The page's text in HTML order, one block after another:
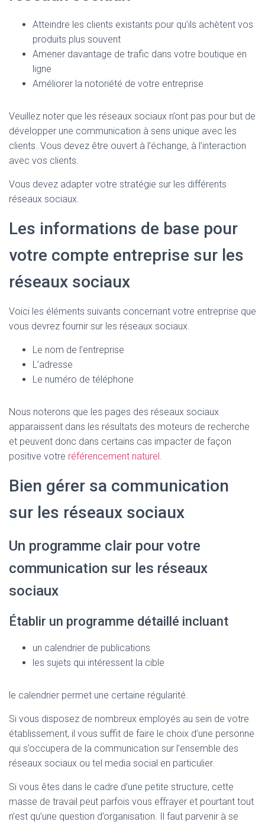
Atteindre les clients existants pour qu’ils achètent vos
produits plus souvent
Amener davantage de trafic dans votre boutique en
ligne
Améliorer la notoriété de votre entreprise
Veuillez noter que les réseaux sociaux n’ont pas pour but de
développer une communication à sens unique avec les
clients. Vous devez être ouvert à l’échange, à l’interaction
avec vos clients.
Vous devez adapter votre stratégie sur les différents
réseaux sociaux.
Les informations de base pour
votre compte entreprise sur les
réseaux sociaux
Voici les éléments suivants concernant votre entreprise que
vous devrez fournir sur les réseaux sociaux.
Le nom de l’entreprise
L’adresse
Le numéro de téléphone
Nous noterons que les pages des réseaux sociaux
apparaissent dans les résultats des moteurs de recherche
et peuvent donc dans certains cas impacter de façon
positive votre référencement naturel .
Bien gérer sa communication
sur les réseaux sociaux
Un programme clair pour votre
communication sur les réseaux
sociaux
Établir un programme détaillé incluant
un calendrier de publications
les sujets qui intéressent la cible
le calendrier permet une certaine régularité.
Si vous disposez de nombreux employés au sein de votre
établissement, il vous suffit de faire le choix d’une personne
qui s’occupera de la communication sur l’ensemble des
réseaux sociaux ou tel media social en particulier.
Si vous êtes dans le cadre d’une petite structure, cette
masse de travail peut parfois vous effrayer et pourtant tout
n’est qu’une question d’organisation. Il faut parvenir à se